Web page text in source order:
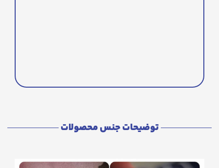
توضیحات جنس محصولات